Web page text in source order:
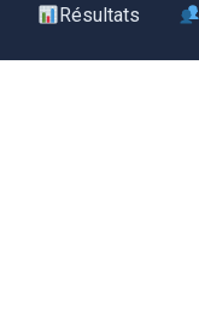
Résultats